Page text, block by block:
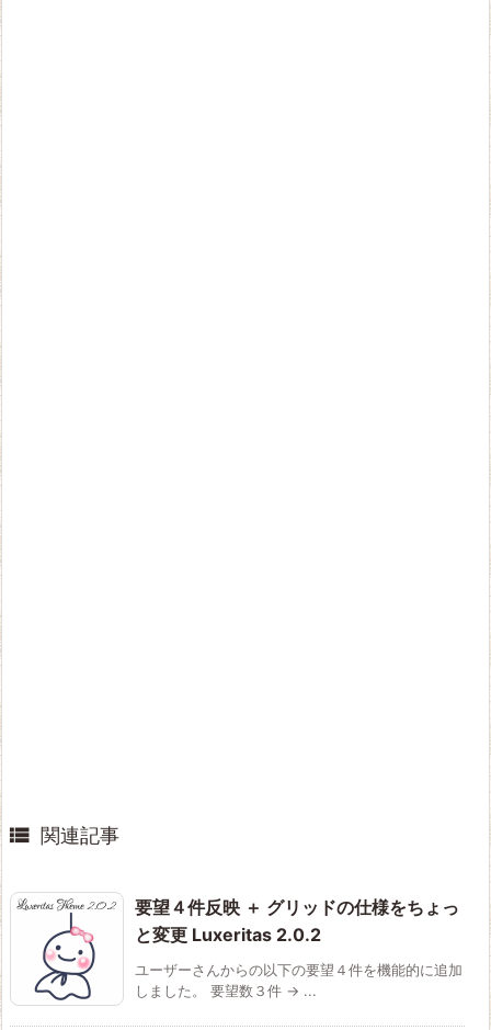
 関連記事
要望４件反映 ＋ グリッドの仕様をちょっ
と変更 Luxeritas 2.0.2
ユーザーさんからの以下の要望４件を機能的に追加
しました。 要望数３件 -> ...